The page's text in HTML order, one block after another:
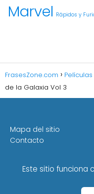
Marvel Rápidos y
FrasesZone.com Películas
de la Galaxia Vol 3
Mapa del sitio
Contacto
Aviso Legal
Este sitio funciona